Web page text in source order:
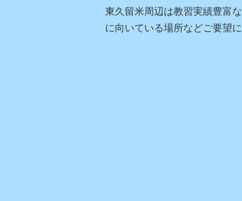
東久留米周辺は教習実績豊富
に向いている場所などご要望